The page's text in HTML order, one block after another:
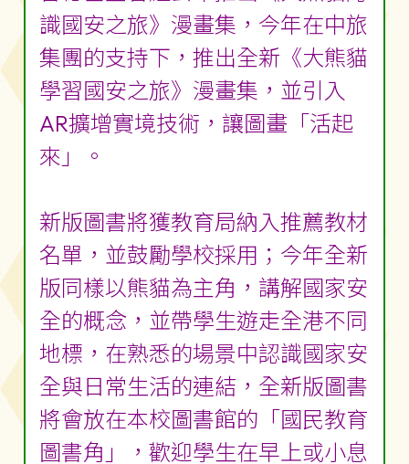
識國安之旅》漫畫集，今年在中旅
集團的支持下，推出全新《大熊貓
學習國安之旅》漫畫集，並引入
AR擴增實境技術，讓圖畫「活起
來」。
新版圖書將獲教育局納入推薦教材
名單，並鼓勵學校採用；今年全新
版同樣以熊貓為主角，講解國家安
全的概念，並帶學生遊走全港不同
地標，在熟悉的場景中認識國家安
全與日常生活的連結，全新版圖書
將會放在本校圖書館的「國民教育
圖書角」，歡迎學生在早上或小息